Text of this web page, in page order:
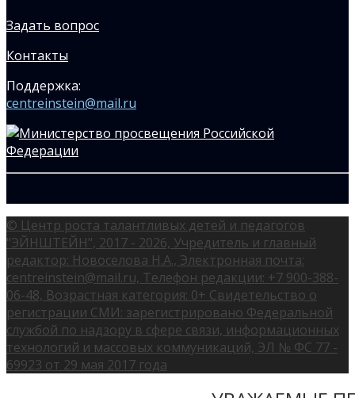
Задать вопрос
Контакты
Поддержка:
centreinstein@mail.ru
© Центр роста талантливых детей и педагогов
"ЭЙНШТЕЙН", 2017 - 2026, Учредитель и главный
редактор: Новоселова Н.А., Электронная почта:
centreinstein@mail.ru, Телефон редакции: +7 900-388-
06-48, Возрастная категория: 0+ Свидетельство о
регистрации СМИ: зарегистрировано Федеральной
службой по надзору в сфере связи, информационных
технологий и массовых коммуникаций, ЭЛ № ФС 77 -
69923 от 29 мая 2017 года